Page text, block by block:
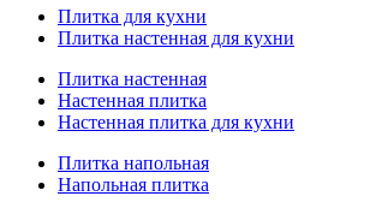
Плитка для кухни
Плитка настенная для кухни
Плитка настенная
Настенная плитка
Настенная плитка для кухни
Плитка напольная
Напольная плитка